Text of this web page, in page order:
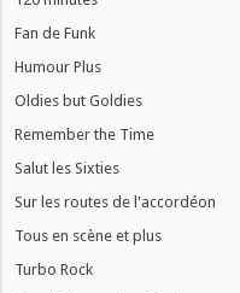
Fan de Funk
Humour Plus
Oldies but Goldies
Remember the Time
Salut les Sixties
Sur les routes de l'accordéon
Tous en scène et plus
Turbo Rock